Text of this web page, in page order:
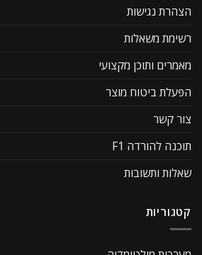
הצהרת נגישות
רשימת משאלות
מאמרים ותוכן מקצועי
הפעלת ביטוח מוצר
צור קשר
תוכנה להורדה F1
שאלות ותשובות
קטגוריות